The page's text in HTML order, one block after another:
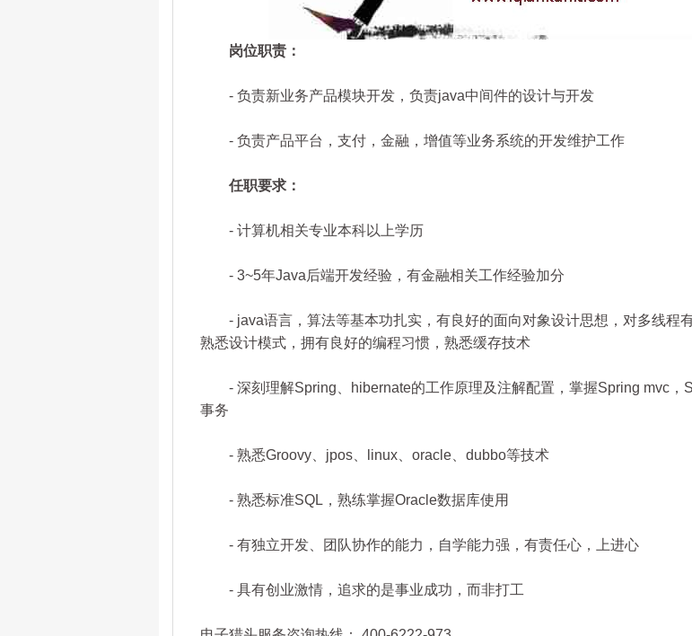
岗位职责：
- 负责新业务产品模块开发，负责java中间件的设计与开发
- 负责产品平台，支付，金融，增值等业务系统的开发维护工作
任职要求：
- 计算机相关专业本科以上学历
- 3~5年Java后端开发经验，有金融相关工作经验加分
- java语言，算法等基本功扎实，有良好的面向对象设计思想，对多线程有
熟悉设计模式，拥有良好的编程习惯，熟悉缓存技术
- 深刻理解Spring、hibernate的工作原理及注解配置，掌握Spring mvc，
事务
- 熟悉Groovy、jpos、linux、oracle、dubbo等技术
- 熟悉标准SQL，熟练掌握Oracle数据库使用
- 有独立开发、团队协作的能力，自学能力强，有责任心，上进心
- 具有创业激情，追求的是事业成功，而非打工